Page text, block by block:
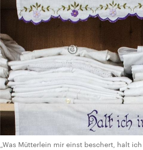
„Was Mütterlein mir einst beschert, halt